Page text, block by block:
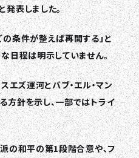
表しました。
条件が整えば再開する」と
日程は明示していません。
ズ運河とバブ・エル・マン
方針を示し、一部ではトライ
の和平の第1段階合意や、フ